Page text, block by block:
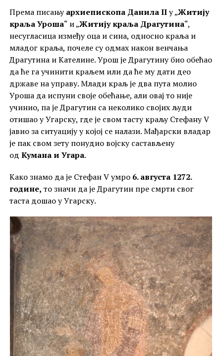
Према писањуархиепископа Данила IIу „Житију
краља Уроша“ и „Житију краља Драгутина“,
несугласица између оца и сина, односно краља и
младог краља, почеле су одмах након венчања
Драгутина и Кателине. Урош је Драгутину био обећао
да ће га учинити краљем или да ће му дати део
државе на управу. Млади краљ је два пута молио
Уроша да испуни своје обећање, али овај то није
учинио, па је Драгутин са неколико својих људи
отишао у Угарску, где је свом тасту краљу Стефану V
јавио за ситуацију у којој се налази. Мађарски владар
је пак свом зету понудио војску састављену
од Кумана и Угара.
Како знамо да је Стефан V умро 6. августа 1272.
године, то значи да је Драгутин пре смрти свог
таста дошао у Угарску.